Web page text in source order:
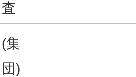
査
(集
団)